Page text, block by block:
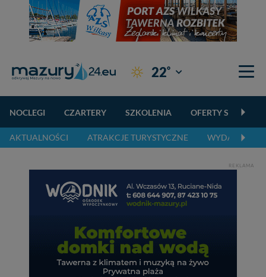
22° Giżycko
NOCLEGI CZARTERY SZKOLENIA OFERTY
AKTUALNOŚCI ATRAKCJE TURYSTYCZNE WYDARZENIA
REKLAMA